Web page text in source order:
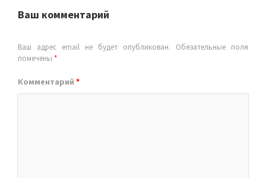
Ваш комментарий
Ваш адрес email не будет опубликован.
Обязательные поля
помечены *
Комментарий *